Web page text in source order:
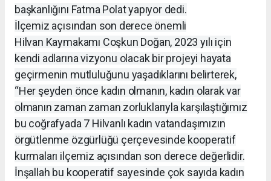
başkanlığını Fatma Polat yapıyor dedi.
İlçemiz açısından son derece önemli
Hilvan Kaymakamı Coşkun Doğan, 2023 yılı için
kendi adlarına vizyonu olacak bir projeyi hayata
geçirmenin mutluluğunu yaşadıklarını belirterek,
“Her şeyden önce kadın olmanın, kadın olarak var
olmanın zaman zaman zorluklarıyla karşılaştığımız
bu coğrafyada 7 Hilvanlı kadın vatandaşımızın
örgütlenme özgürlüğü çerçevesinde kooperatif
kurmaları ilçemiz açısından son derece değerlidir.
İnşallah bu kooperatif sayesinde çok sayıda kadın